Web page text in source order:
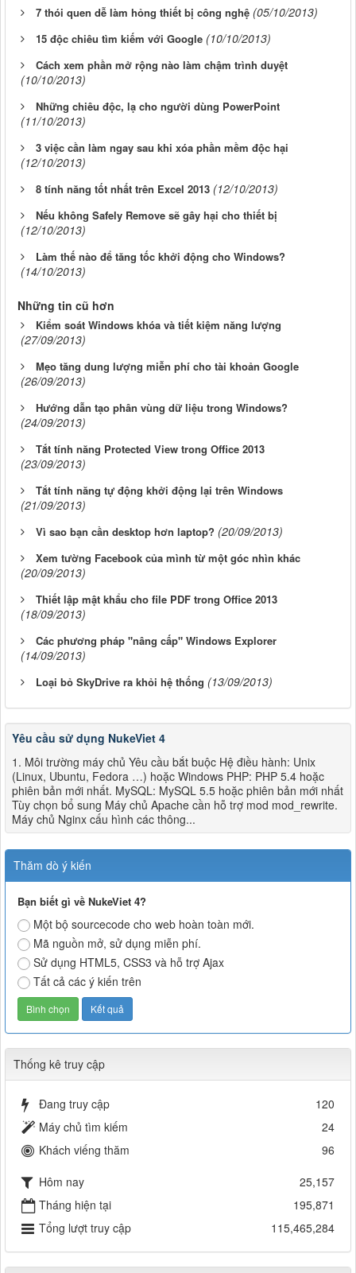
7 thói quen dễ làm hỏng thiết bị công nghệ (05/10/2013)
15 độc chiêu tìm kiếm với Google (10/10/2013)
Cách xem phần mở rộng nào làm chậm trình duyệt
(10/10/2013)
Những chiêu độc, lạ cho người dùng PowerPoint
(11/10/2013)
3 việc cần làm ngay sau khi xóa phần mềm độc hại
(12/10/2013)
8 tính năng tốt nhất trên Excel 2013 (12/10/2013)
Nếu không Safely Remove sẽ gây hại cho thiết bị
(12/10/2013)
Làm thế nào để tăng tốc khởi động cho Windows?
(14/10/2013)
Những tin cũ hơn
Kiểm soát Windows khóa và tiết kiệm năng lượng
(27/09/2013)
Mẹo tăng dung lượng miễn phí cho tài khoản Google
(26/09/2013)
Hướng dẫn tạo phân vùng dữ liệu trong Windows?
(24/09/2013)
Tắt tính năng Protected View trong Office 2013
(23/09/2013)
Tắt tính năng tự động khởi động lại trên Windows
(21/09/2013)
Vì sao bạn cần desktop hơn laptop? (20/09/2013)
Xem tường Facebook của mình từ một góc nhìn khác
(20/09/2013)
Thiết lập mật khẩu cho file PDF trong Office 2013
(18/09/2013)
Các phương pháp "nâng cấp" Windows Explorer
(14/09/2013)
Loại bỏ SkyDrive ra khỏi hệ thống (13/09/2013)
Yêu cầu sử dụng NukeViet 4
1. Môi trường máy chủ Yêu cầu bắt buộc Hệ điều hành: Unix
(Linux, Ubuntu, Fedora …) hoặc Windows PHP: PHP 5.4 hoặc
phiên bản mới nhất. MySQL: MySQL 5.5 hoặc phiên bản mới nhất
Tùy chọn bổ sung Máy chủ Apache cần hỗ trợ mod mod_rewrite.
Máy chủ Nginx cấu hình các thông...
Thăm dò ý kiến
Bạn biết gì về NukeViet 4?
Một bộ sourcecode cho web hoàn toàn mới.
Mã nguồn mở, sử dụng miễn phí.
Sử dụng HTML5, CSS3 và hỗ trợ Ajax
Tất cả các ý kiến trên
Thống kê truy cập
Đang truy cập
120
Máy chủ tìm kiếm
24
Khách viếng thăm
96
Hôm nay
25,157
Tháng hiện tại
195,871
Tổng lượt truy cập
115,465,284